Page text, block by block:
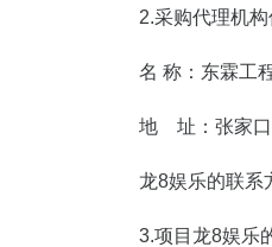
2.采购代理机构
名 称：
地 址：
龙8娱乐
3.项目龙8娱乐